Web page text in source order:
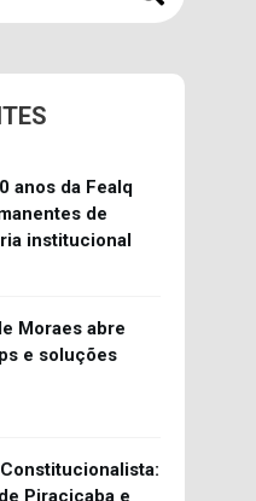
anos da Fealq
de
institucional
Moraes abre
e soluções
Piracicaba e